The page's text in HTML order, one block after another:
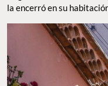
la encerró en su